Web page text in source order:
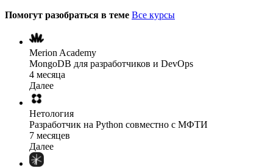
Помогут разобраться в теме Все курсы
Merion Academy
MongoDB для разработчиков и DevOps
4 месяца
Далее
Нетология
Разработчик на Python совместно с МФТИ
7 месяцев
Далее